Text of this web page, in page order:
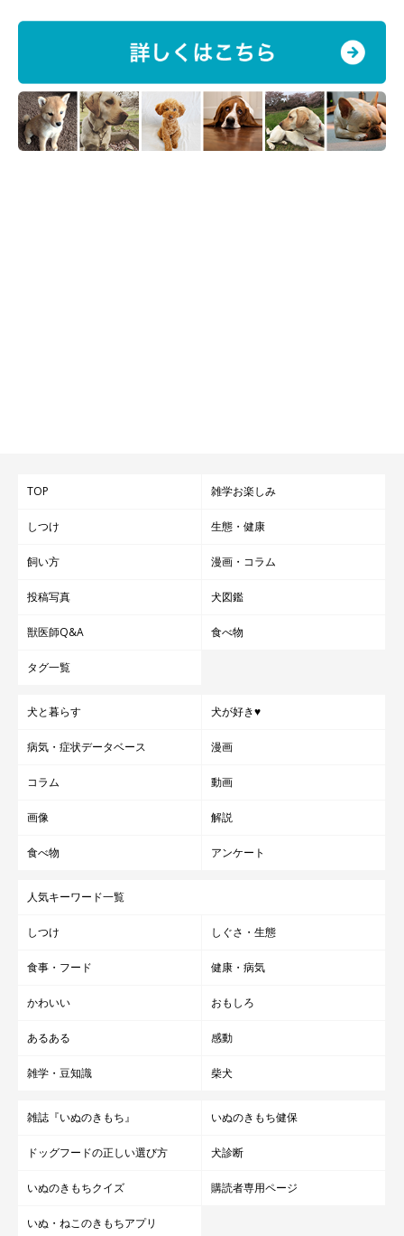
TOP 雑学お楽しみ
しつけ 生態・健康
飼い方 漫画・コラム
投稿写真 犬図鑑
獣医師Q&A 食べ物
タグ一覧
犬と暮らす 犬が好き♥
病気・症状データベース 漫画
コラム 動画
画像 解説
食べ物 アンケート
人気キーワード一覧
しつけ しぐさ・生態
食事・フード 健康・病気
かわいい おもしろ
あるある 感動
雑学・豆知識 柴犬
雑誌『いぬのきもち』 いぬのきもち健保
ドッグフードの正しい選び方 犬診断
いぬのきもちクイズ 購読者専用ページ
いぬ・ねこのきもちアプリ